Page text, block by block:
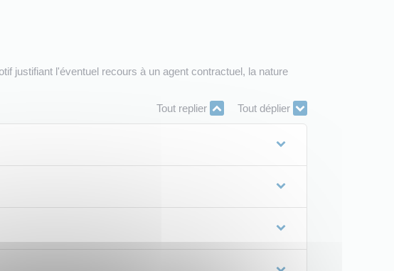
justifiant l'éventuel recours à un agent contractuel, la nature
Tout replier
Tout déplier